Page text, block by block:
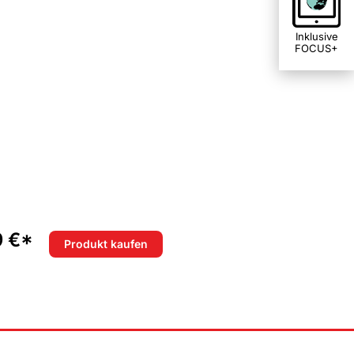
€* Produkt kaufen
Inklusive
FOCUS+